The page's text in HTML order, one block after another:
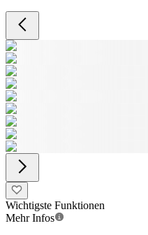
Wichtigste Funktionen
Mehr Infos